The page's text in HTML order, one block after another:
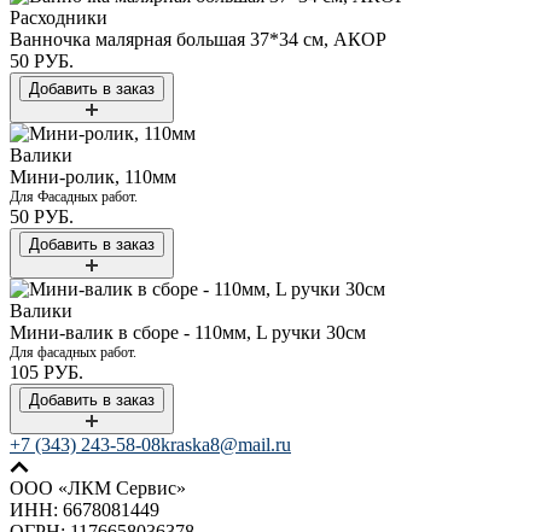
Расходники
Ванночка малярная большая 37*34 см, АКОР
50 РУБ.
Валики
Мини-ролик, 110мм
Для Фасадных работ.
50 РУБ.
Валики
Мини-валик в сборе - 110мм, L ручки 30см
Для фасадных работ.
105 РУБ.
+7 (343) 243-58-08kraska8@mail.ru
ООО «ЛКМ Сервис»
ИНН: 6678081449